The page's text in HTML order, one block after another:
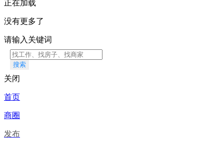
正在加载
没有更多了
请输入关键词
搜索
关闭
首页
商圈
发布